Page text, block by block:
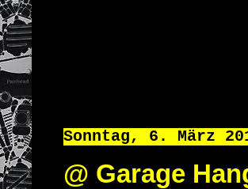
Sonntag, 6. März
@ Garage